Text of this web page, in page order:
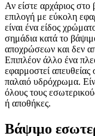
Αν είστε αρχάριος
επιλογή με εύκολη
είναι ένα είδος
σημάδια κατά το
αποχρώσεων και δεν
Επιπλέον άλλο ένα
εφαρμοστεί
παλαιό υδρόχρωμα.
όλους τους
ή αποθήκες.
Βάψιμο